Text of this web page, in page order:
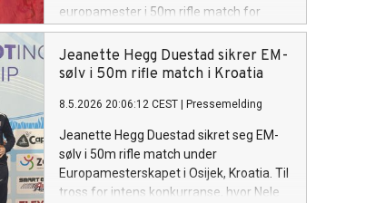
europamester i 50m rifle match for
juniorer under Europamesterskapet i
Kroatia. Østli, som også vant tittelen i
2025, dominerte både i innledende
andre europamestertittel i denne
Jeanette Hegg Duestad sikrer EM-
sølv i 50m rifle match i Kroatia
8.5.2026 20:06:12 CEST Pressemelding
Jeanette Hegg Duestad sikret seg EM-
sølv i 50m rifle match under
Europamesterskapet i Osijek, Kroatia. Til
tross for intens konkurranse, hvor Nele